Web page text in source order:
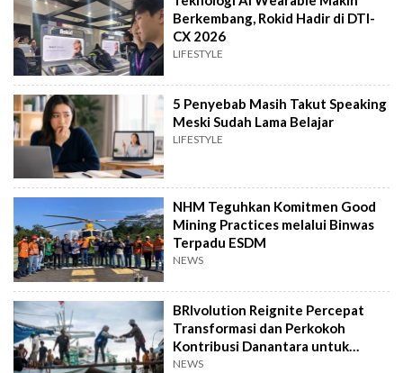
Berkembang, Rokid Hadir di DTI-
CX 2026
LIFESTYLE
5 Penyebab Masih Takut Speaking
Meski Sudah Lama Belajar
LIFESTYLE
NHM Teguhkan Komitmen Good
Mining Practices melalui Binwas
Terpadu ESDM
NEWS
BRIvolution Reignite Percepat
Transformasi dan Perkokoh
Kontribusi Danantara untuk
Ekonomi Nasional
NEWS